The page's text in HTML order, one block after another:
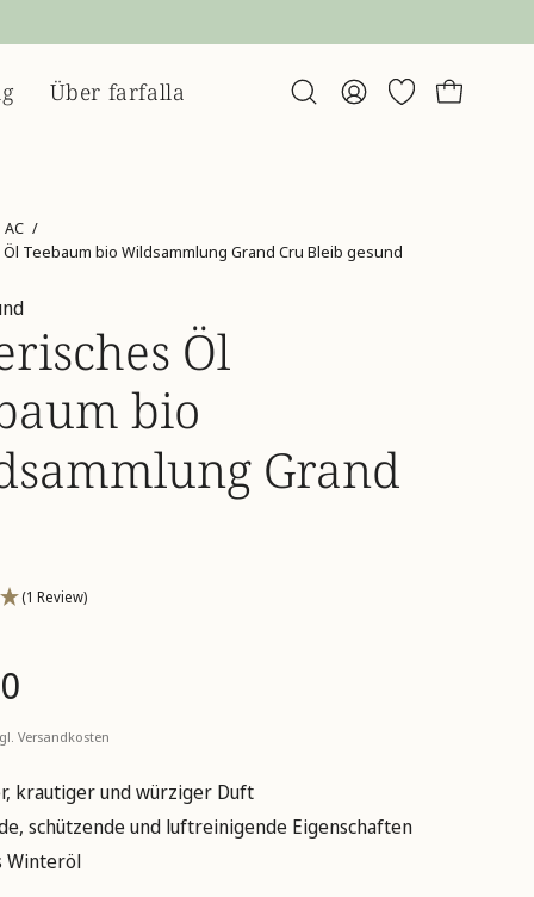
Über farfalla
SuchleisteMeinWunschliste
AC /
Teebaum bio Wildsammlung Grand Cru Bleib gesund
Öl
bio
Grand
(1 Review)
Versandkosten
krautiger und würziger Duft
schützende und luftreinigende Eigenschaften
Winteröl